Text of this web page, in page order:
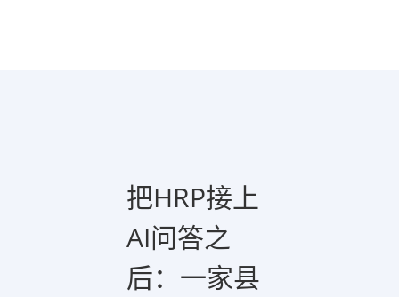
把HRP接上
AI问答之
后：一家县